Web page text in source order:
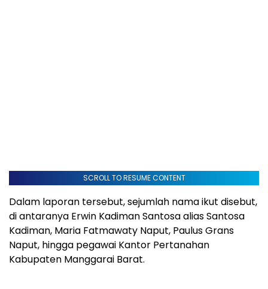
SCROLL TO RESUME CONTENT
Dalam laporan tersebut, sejumlah nama ikut disebut,
di antaranya Erwin Kadiman Santosa alias Santosa
Kadiman, Maria Fatmawaty Naput, Paulus Grans
Naput, hingga pegawai Kantor Pertanahan
Kabupaten Manggarai Barat.